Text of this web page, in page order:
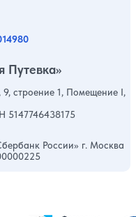
Путевка»
9, строение 1, Помещение I,
5147746438175
России» г. Москва